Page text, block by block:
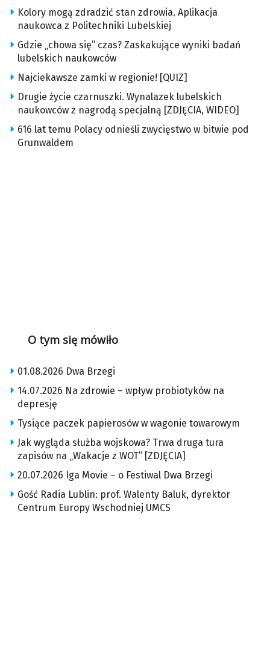
Kolory mogą zdradzić stan zdrowia. Aplikacja
naukowca z Politechniki Lubelskiej
Gdzie „chowa się” czas? Zaskakujące wyniki badań
lubelskich naukowców
Najciekawsze zamki w regionie! [QUIZ]
Drugie życie czarnuszki. Wynalazek lubelskich
naukowców z nagrodą specjalną [ZDJĘCIA, WIDEO]
616 lat temu Polacy odnieśli zwycięstwo w bitwie pod
Grunwaldem
O tym się mówiło
01.08.2026 Dwa Brzegi
14.07.2026 Na zdrowie – wpływ probiotyków na
depresję
Tysiące paczek papierosów w wagonie towarowym
Jak wygląda służba wojskowa? Trwa druga tura
zapisów na „Wakacje z WOT” [ZDJĘCIA]
20.07.2026 Iga Movie – o Festiwal Dwa Brzegi
Gość Radia Lublin: prof. Walenty Baluk, dyrektor
Centrum Europy Wschodniej UMCS